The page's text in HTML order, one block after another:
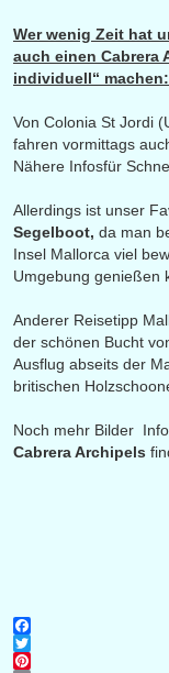
Wer wenig Zeit hat
auch einen Cabrera
individuell“ machen:
Von Colonia St Jordi
fahren vormittags
Nähere Infosfür
Allerdings ist unser
Segelboot, da man
Insel Mallorca viel
Umgebung genießen
Anderer Reisetipp
der schönen Bucht
Ausflug abseits der
britischen
Noch mehr Bilder
Cabrera Archipels
Facebook
Twitter